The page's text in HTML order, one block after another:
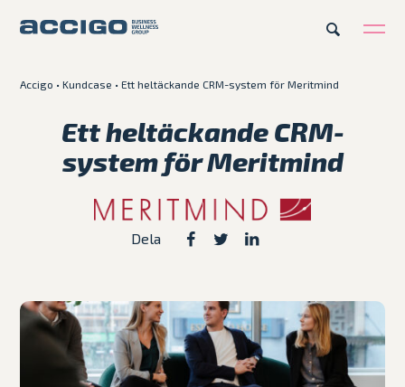
Erbjudande
Plattformar
Om Accigo
Våra case
Accigo •Kundcase •Ett heltäckande CRM-system för Meritmind
Ett heltäckande CRM-
system för Meritmind
Dela